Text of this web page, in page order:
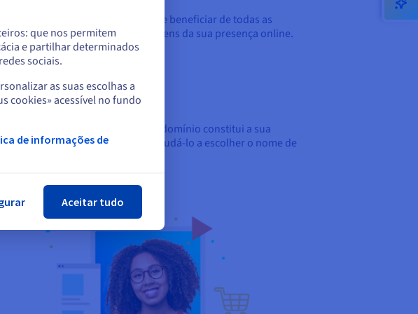
personalizado, o que lhe permite beneficiar de todas as
e ajuda a maximizar as vantagens da sua presença online.
aprofundada. O seu nome de domínio constitui a sua
Aqui estão algumas dicas para ajudá-lo a escolher o nome de
que nos permitem
e partilhar determinados
sociais.
as suas escolhas a
cookies» acessível no fundo
de informações de
Aceitar tudo